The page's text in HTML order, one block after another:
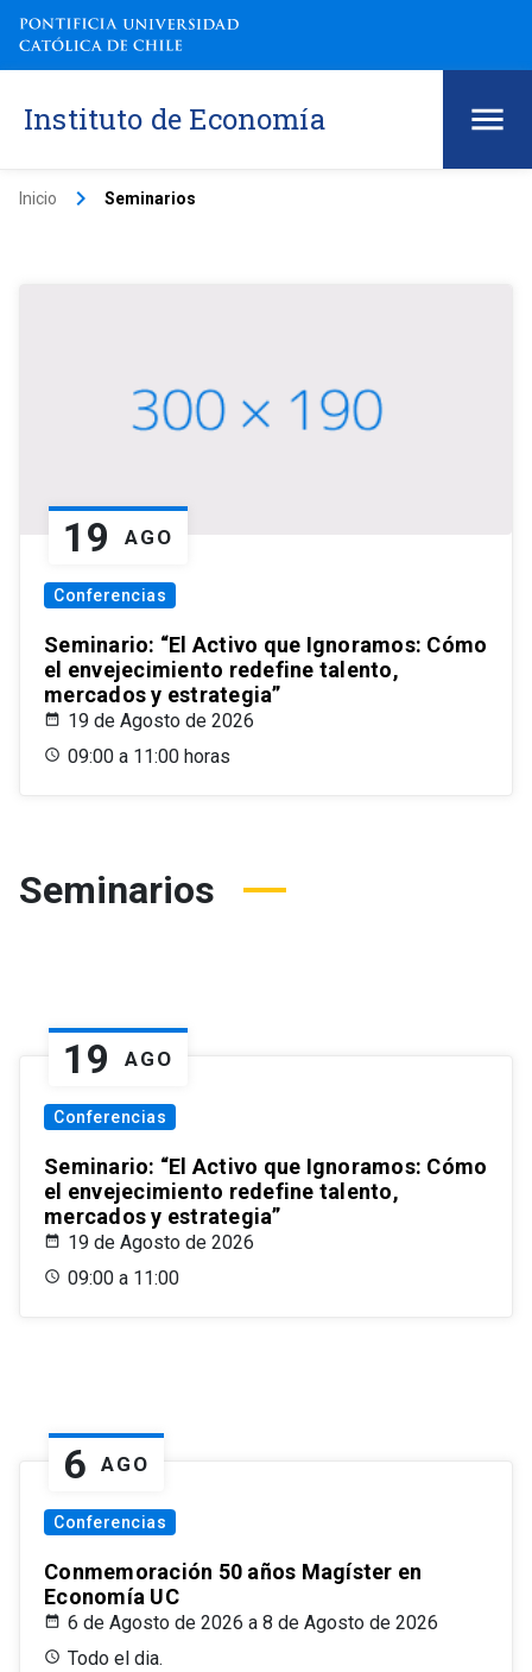
Instituto de Economía
Inicio keyboard_arrow_right Seminarios
19 AGO
Conferencias
Seminario: “El Activo que Ignoramos: Cómo
el envejecimiento redefine talento,
mercados y estrategia”
19 de Agosto de 2026
09:00 a 11:00 horas
Seminarios
19 AGO
Conferencias
Seminario: “El Activo que Ignoramos: Cómo
el envejecimiento redefine talento,
mercados y estrategia”
19 de Agosto de 2026
09:00 a 11:00
6 AGO
Conferencias
Conmemoración 50 años Magíster en
Economía UC
6 de Agosto de 2026 a 8 de Agosto de 2026
Todo el dia.